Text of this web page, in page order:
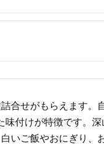
お供
プレ
祝い
大阪
舞昆
合せがもらえます。
付けが特徴です。
いご飯やおにぎり、